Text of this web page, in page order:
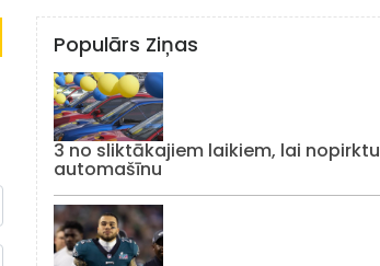
Populārs Ziņas
3 no sliktākajiem laikiem, lai nopirktu
automašīnu